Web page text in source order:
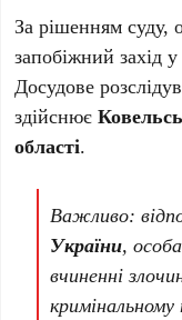
За рішенням суду,
запобіжний захід
Досудове
здійснює
області.
Важливо:
України,
вчиненні